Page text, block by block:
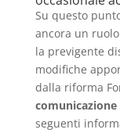
Su questo
ancora un
la previgente
modifiche
dalla riforma
seguenti